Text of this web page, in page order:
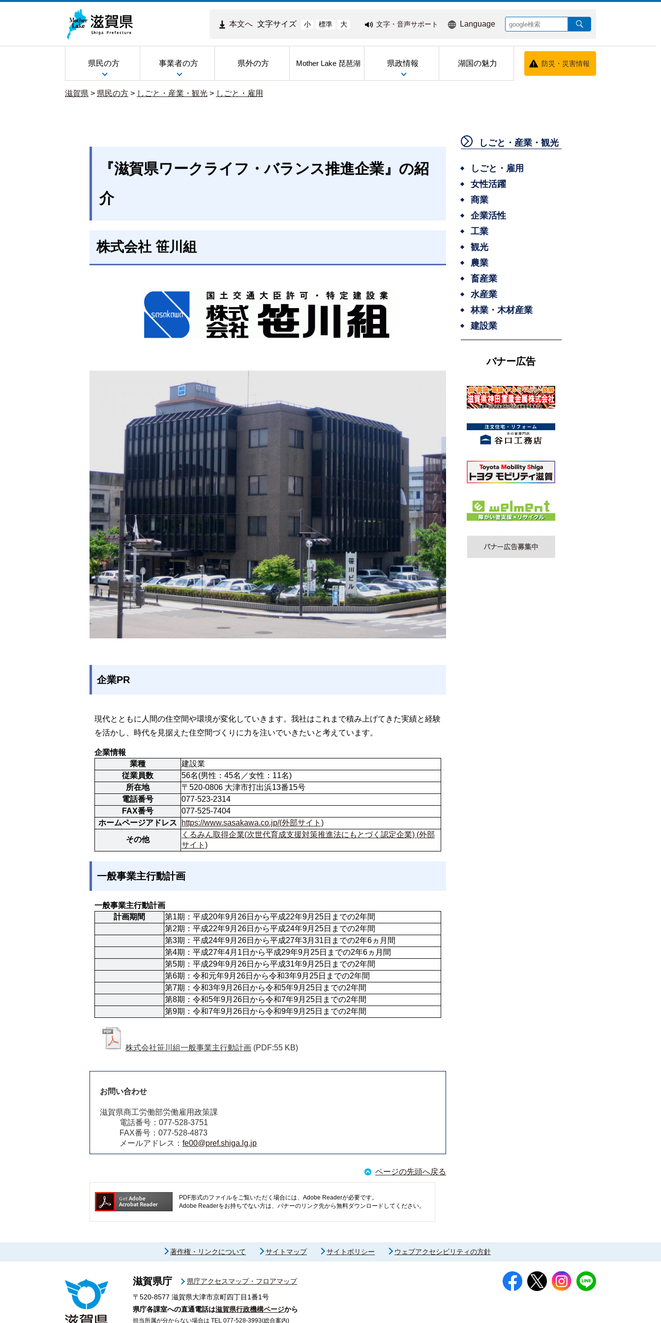
本文へ 文字サイズ 小 標準 大 文字・音声サポート Language
県民の方 事業者の方 県外の方 Mother Lake 琵琶湖 県政情報 湖国の魅力 防災・災害情報
滋賀県 > 県民の方 > しごと・産業・観光 > しごと・雇用
『滋賀県ワークライフ・バランス推進企業』の紹
介
株式会社 笹川組
企業PR
現代とともに人間の住空間や環境が変化していきます。我社はこれまで積み上げてきた実績と経験
を活かし、時代を見据えた住空間づくりに力を注いでいきたいと考えています。
企業情報
業種
建設業
従業員数
56名(男性：45名／女性：11名)
所在地
〒520-0806 大津市打出浜13番15号
電話番号
077-523-2314
FAX番号
077-525-7404
ホームページアドレス
https://www.sasakawa.co.jp/(外部サイト)
その他
くるみん取得企業(次世代育成支援対策推進法にもとづく認定企業) (外部
サイト)
一般事業主行動計画
一般事業主行動計画
計画期間
第1期：平成20年9月26日から平成22年9月25日までの2年間
第2期：平成22年9月26日から平成24年9月25日までの2年間
第3期：平成24年9月26日から平成27年3月31日までの2年6ヵ月間
第4期：平成27年4月1日から平成29年9月25日までの2年6ヵ月間
第5期：平成29年9月26日から平成31年9月25日までの2年間
第6期：令和元年9月26日から令和3年9月25日までの2年間
第7期：令和3年9月26日から令和5年9月25日までの2年間
第8期：令和5年9月26日から令和7年9月25日までの2年間
第9期：令和7年9月26日から令和9年9月25日までの2年間
株式会社笹川組一般事業主行動計画 (PDF:55 KB)
お問い合わせ
滋賀県商工労働部労働雇用政策課
電話番号：077-528-3751
FAX番号：077-528-4873
メールアドレス： fe00@pref.shiga.lg.jp
ページの先頭へ戻る
PDF形式のファイルをご覧いただく場合には、Adobe Readerが必要です。
Adobe Readerをお持ちでない方は、バナーのリンク先から無料ダウンロードしてください。
しごと・産業・観光
しごと・雇用
女性活躍
商業
企業活性
工業
観光
農業
畜産業
水産業
林業・木材産業
建設業
バナー広告
著作権・リンクについて サイトマップ サイトポリシー ウェブアクセシビリティの方針
滋賀県庁
県庁アクセスマップ・フロアマップ
〒520-8577 滋賀県大津市京町四丁目1番1号
県庁各課室への直通電話は滋賀県行政機構ページから
担当所属が分からない場合は TEL 077-528-3993(総合案内)